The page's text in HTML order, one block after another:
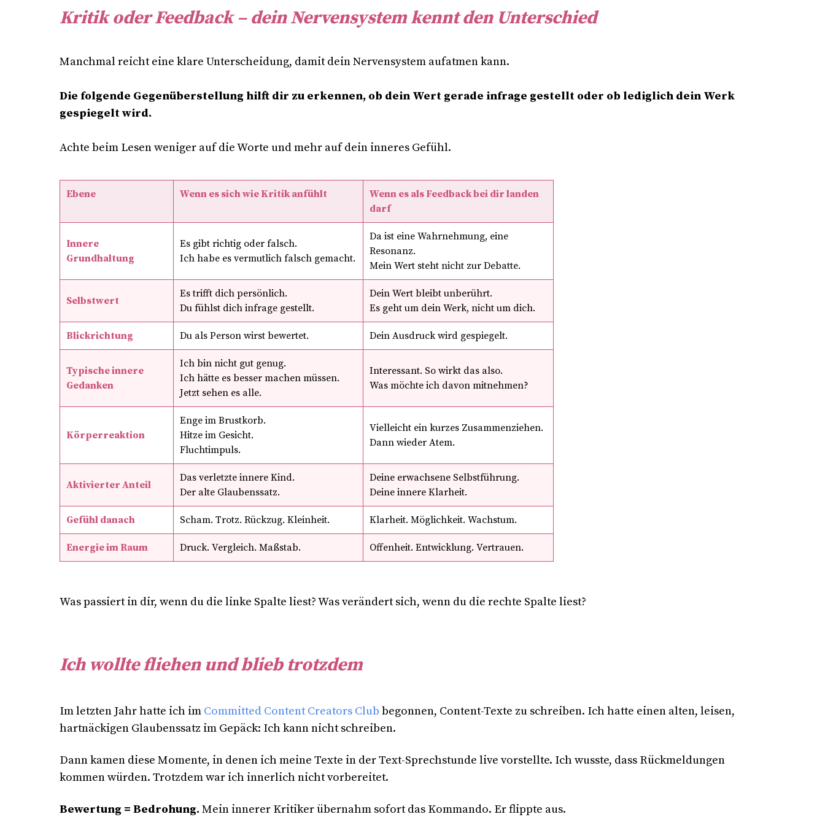
Kritik oder Feedback – dein Nervensystem kennt den Unterschied
Manchmal reicht eine klare Unterscheidung, damit dein Nervensystem aufatmen kann.
Die folgende Gegenüberstellung hilft dir zu erkennen, ob dein Wert gerade infrage gestellt oder ob lediglich dein Werk
gespiegelt wird.
Achte beim Lesen weniger auf die Worte und mehr auf dein inneres Gefühl.
Ebene Wenn es sich wie Kritik anfühlt
Wenn es als Feedback bei dir landen
darf
Innere
Grundhaltung
Es gibt richtig oder falsch.
Ich habe es vermutlich falsch gemacht.
Da ist eine Wahrnehmung, eine
Resonanz.
Mein Wert steht nicht zur Debatte.
Selbstwert
Es trifft dich persönlich.
Du fühlst dich infrage gestellt.
Dein Wert bleibt unberührt.
Es geht um dein Werk, nicht um dich.
Blickrichtung Du als Person wirst bewertet. Dein Ausdruck wird gespiegelt.
Typische innere
Gedanken
Ich bin nicht gut genug.
Ich hätte es besser machen müssen.
Jetzt sehen es alle.
Interessant. So wirkt das also.
Was möchte ich davon mitnehmen?
Körperreaktion
Enge im Brustkorb.
Hitze im Gesicht.
Fluchtimpuls.
Vielleicht ein kurzes Zusammenziehen.
Dann wieder Atem.
Aktivierter Anteil
Das verletzte innere Kind.
Der alte Glaubenssatz.
Deine erwachsene Selbstführung.
Deine innere Klarheit.
Gefühl danach Scham. Trotz. Rückzug. Kleinheit. Klarheit. Möglichkeit. Wachstum.
Energie im Raum Druck. Vergleich. Maßstab. Offenheit. Entwicklung. Vertrauen.
Was passiert in dir, wenn du die linke Spalte liest? Was verändert sich, wenn du die rechte Spalte liest?
Ich wollte fliehen und blieb trotzdem
Im letzten Jahr hatte ich im Committed Content Creators Club begonnen, Content-Texte zu schreiben. Ich hatte einen alten, leisen,
hartnäckigen Glaubenssatz im Gepäck: Ich kann nicht schreiben.
Dann kamen diese Momente, in denen ich meine Texte in der Text-Sprechstunde live vorstellte. Ich wusste, dass Rückmeldungen
kommen würden. Trotzdem war ich innerlich nicht vorbereitet.
Bewertung = Bedrohung.Mein innerer Kritiker übernahm sofort das Kommando. Er flippte aus.